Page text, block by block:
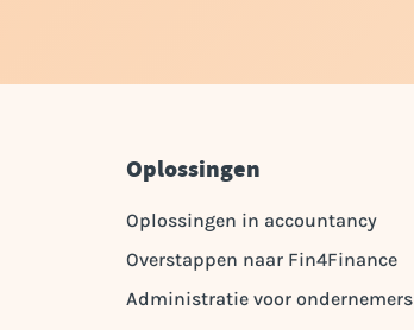
Oplossingen
Oplossingen in accountancy
Overstappen naar Fin4Finance
Administratie voor ondernemers